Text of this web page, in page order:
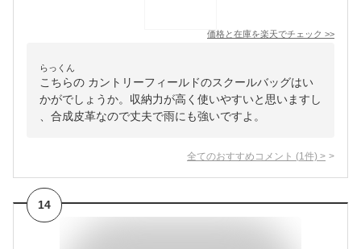
価格と在庫を楽天でチェック >>
らっくん
こちらの カントリーフィールドのスクールバッグはい
かがでしょうか。収納力が高く使いやすいと思いますし
、合成皮革なので丈夫で雨にも強いですよ。
全てのおすすめコメント (1 件) >
14